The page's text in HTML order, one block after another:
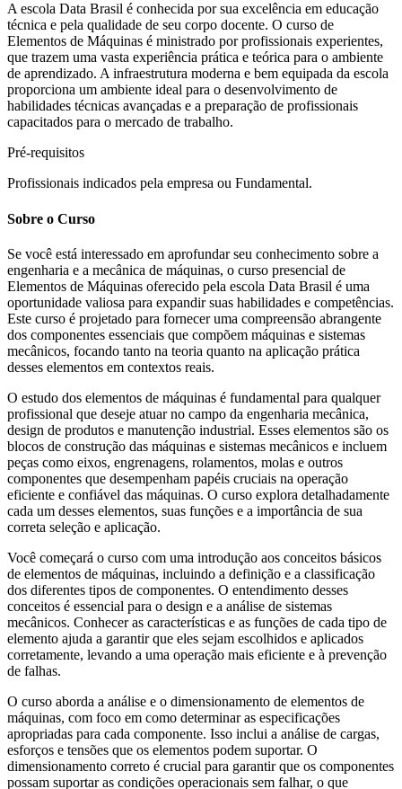
A escola Data Brasil é conhecida por sua excelência em educação
técnica e pela qualidade de seu corpo docente. O curso de
Elementos de Máquinas é ministrado por profissionais experientes,
que trazem uma vasta experiência prática e teórica para o ambiente
de aprendizado. A infraestrutura moderna e bem equipada da escola
proporciona um ambiente ideal para o desenvolvimento de
habilidades técnicas avançadas e a preparação de profissionais
capacitados para o mercado de trabalho.
Pré-requisitos
Profissionais indicados pela empresa ou Fundamental.
Sobre o Curso
Se você está interessado em aprofundar seu conhecimento sobre a
engenharia e a mecânica de máquinas, o curso presencial de
Elementos de Máquinas oferecido pela escola Data Brasil é uma
oportunidade valiosa para expandir suas habilidades e competências.
Este curso é projetado para fornecer uma compreensão abrangente
dos componentes essenciais que compõem máquinas e sistemas
mecânicos, focando tanto na teoria quanto na aplicação prática
desses elementos em contextos reais.
O estudo dos elementos de máquinas é fundamental para qualquer
profissional que deseje atuar no campo da engenharia mecânica,
design de produtos e manutenção industrial. Esses elementos são os
blocos de construção das máquinas e sistemas mecânicos e incluem
peças como eixos, engrenagens, rolamentos, molas e outros
componentes que desempenham papéis cruciais na operação
eficiente e confiável das máquinas. O curso explora detalhadamente
cada um desses elementos, suas funções e a importância de sua
correta seleção e aplicação.
Você começará o curso com uma introdução aos conceitos básicos
de elementos de máquinas, incluindo a definição e a classificação
dos diferentes tipos de componentes. O entendimento desses
conceitos é essencial para o design e a análise de sistemas
mecânicos. Conhecer as características e as funções de cada tipo de
elemento ajuda a garantir que eles sejam escolhidos e aplicados
corretamente, levando a uma operação mais eficiente e à prevenção
de falhas.
O curso aborda a análise e o dimensionamento de elementos de
máquinas, com foco em como determinar as especificações
apropriadas para cada componente. Isso inclui a análise de cargas,
esforços e tensões que os elementos podem suportar. O
dimensionamento correto é crucial para garantir que os componentes
possam suportar as condições operacionais sem falhar, o que